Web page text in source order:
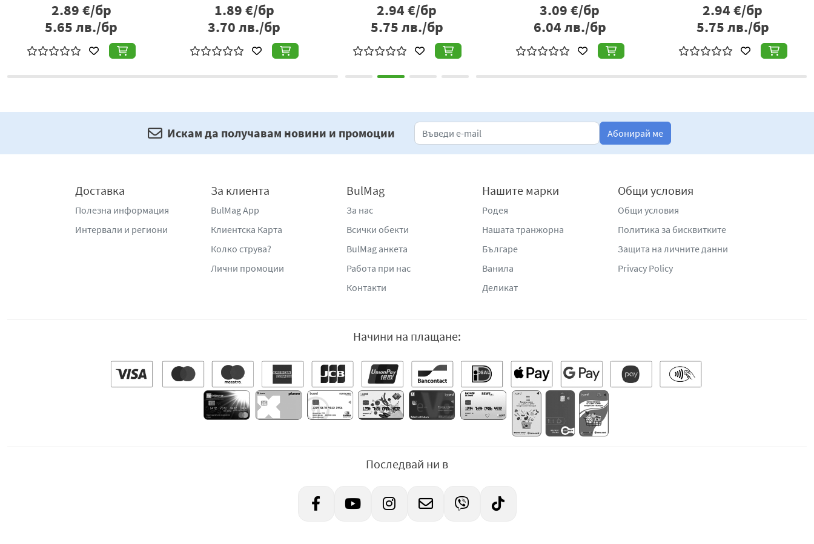
1.63 €/бр
3.19лв./бр
1.86 €/бр
3.64 лв./бр
2.06 €/бр
1.71 €/бр
3.34лв./бр
1.86 €/бр
3.64лв./бр
3.09 €/бр
6.04лв./бр
Искам да получавам новини и промоции Абонирай ме
Доставка
Полезна информация
Интервали и региони
За клиента
BulMag App
Клиентска Карта
Колко струва?
Лични промоции
BulMag
За нас
Всички обекти
BulMag анкета
Работа при нас
Контакти
Нашите марки
Родея
Нашата транжорна
Българе
Ванила
Деликат
Общи условия
Общи условия
Политика за бисквитките
Защита на личните данни
Privacy Policy
Начини на плащане:
Последвай ни в